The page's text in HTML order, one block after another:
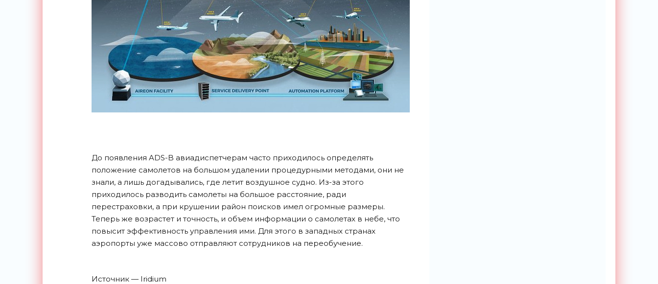
До появления ADS-B авиадиспетчерам часто приходилось определять
положение самолетов на большом удалении процедурными методами, они не
знали, а лишь догадывались, где летит воздушное судно. Из-за этого
приходилось разводить самолеты на большое расстояние, ради
перестраховки, а при крушении район поисков имел огромные размеры.
Теперь же возрастет и точность, и объем информации о самолетах в небе, что
повысит эффективность управления ими. Для этого в западных странах
аэропорты уже массово отправляют сотрудников на переобучение.
Источник — Iridium